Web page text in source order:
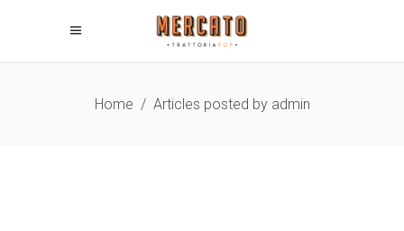
Home / Articles posted by admin